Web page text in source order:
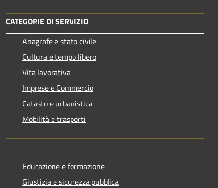
CATEGORIE DI SERVIZIO
Anagrafe e stato civile
Cultura e tempo libero
Vita lavorativa
Imprese e Commercio
Catasto e urbanistica
Mobilità e trasporti
Educazione e formazione
Giustizia e sicurezza pubblica